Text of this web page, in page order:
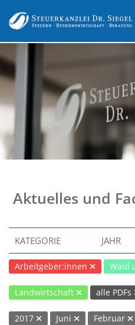
Aktuelles und
KATEGORIE JAHR
Arbeitgeber:innen Wald
Landwirtschaft alle PDFs
2017 Juni Februar